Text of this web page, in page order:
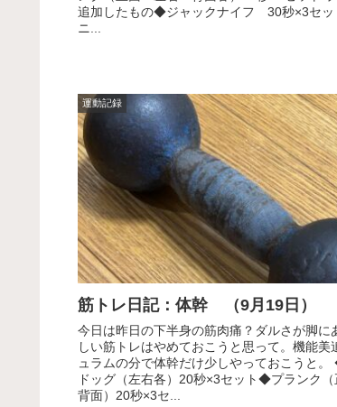
追加したもの◆ジャックナイフ 30秒×3セ
ニ...
運動記録
筋トレ日記：体幹 （9月19日）
今日は昨日の下半身の筋肉痛？ダルさが脚に
しい筋トレはやめておこうと思って。機能美
ュラムの分で体幹だけ少しやっておこうと
ドッグ（左右各）20秒×3セット◆プランク（
背面）20秒×3セ...